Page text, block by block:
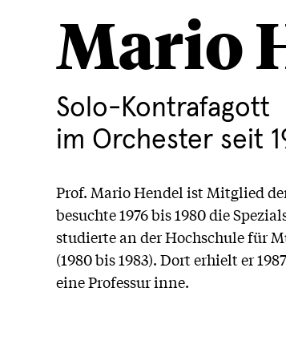
Mario
Solo-Kontrafagott
im Orchester seit
Prof. Mario Hendel ist Mitglied
besuchte 1976 bis 1980 die
studierte an der Hochschule für
(1980 bis 1983). Dort erhielt er
eine Professur inne.